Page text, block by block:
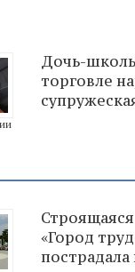
Дочь-
торговле
«Город
пострадала